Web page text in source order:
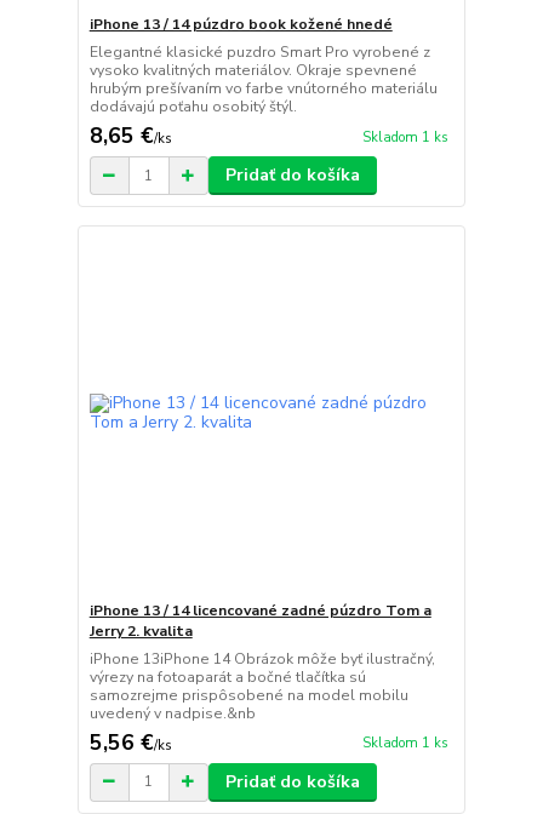
iPhone 13 / 14 púzdro book kožené hnedé
Elegantné klasické puzdro Smart Pro vyrobené z
vysoko kvalitných materiálov. Okraje spevnené
hrubým prešívaním vo farbe vnútorného materiálu
dodávajú poťahu osobitý štýl.
8,65 €/ks Skladom 1 ks
Pridať do košíka
iPhone 13 / 14 licencované zadné púzdro Tom a
Jerry 2. kvalita
iPhone 13iPhone 14 Obrázok môže byť ilustračný,
výrezy na fotoaparát a bočné tlačítka sú
samozrejme prispôsobené na model mobilu
uvedený v nadpise.&nb
5,56 €/ks Skladom 1 ks
Pridať do košíka